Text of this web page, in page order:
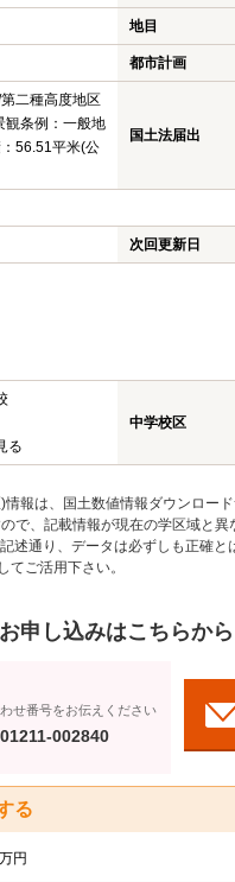
地目
都市計画
二種高度地区
観条例：一般地
56.51平米(公
国土法届出
次回更新日
る
中学校区
報は、国土数値情報ダウンロー
、記載情報が現在の学区域と異
述通り、データは必ずしも正確
ご活用下さい。
申し込みはこちらから
せ番号をお伝えください
002840
る
万円